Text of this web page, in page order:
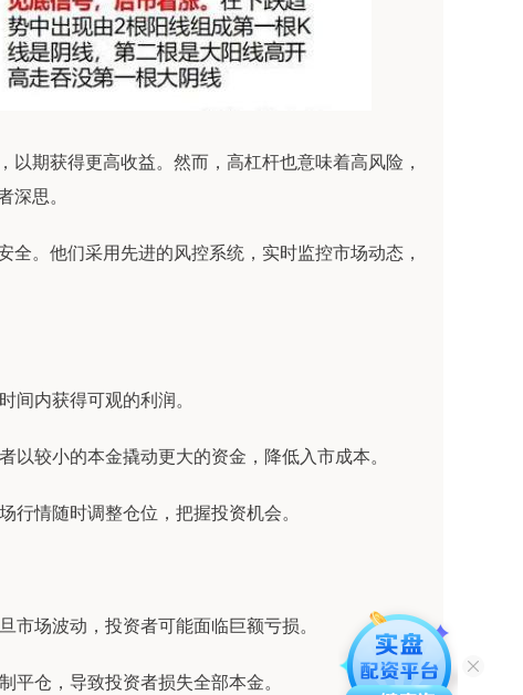
期获得更高收益。然而，高杠杆也意味着高风险，
思。
。他们采用先进的风控系统，实时监控市场动态，
内获得可观的利润。
较小的本金撬动更大的资金，降低入市成本。
情随时调整仓位，把握投资机会。
场波动，投资者可能面临巨额亏损。
仓，导致投资者损失全部本金。